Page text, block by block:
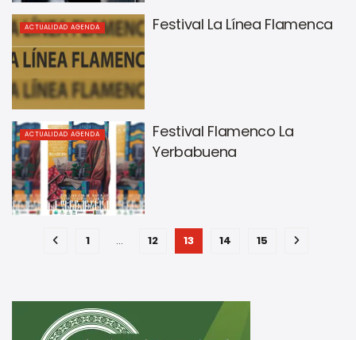
ACTUALIDAD AGENDA Festival La Línea Flamenca
ACTUALIDAD AGENDA
Festival Flamenco La
Yerbabuena
1 … 12 13 14 15